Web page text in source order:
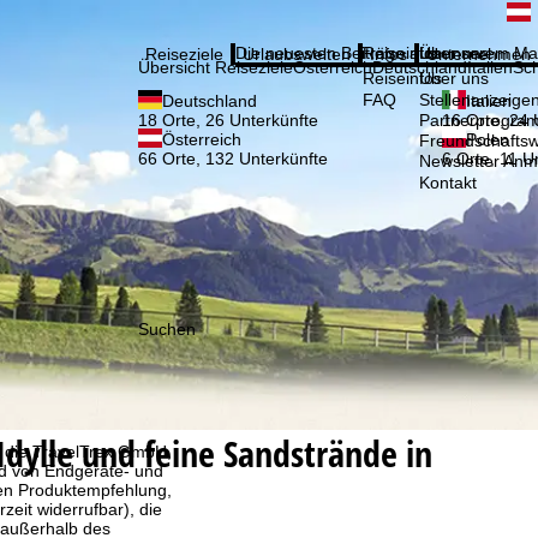
TravelTrex GmbH,
von Endgeräte- und
Produktempfehlung,
widerrufbar), die
des
Reiseziele
Übersicht ReisezieleÖsterreichDeutschlandItalien
Deutschland
18 Orte, 26 Unterkünfte
Italien
16 Orte, 24
Österreich
66 Orte, 132 Unterkünfte
Polen
6 Orte, 11
Urlaubswelten
Die neuesten Beiträge aus unserem
Infos
Reiseinfos
Reiseinfos
FAQ
Unternehmen
Über uns
Über uns
Newsletter
Kontakt
Suchen
und feine Sandstrände in